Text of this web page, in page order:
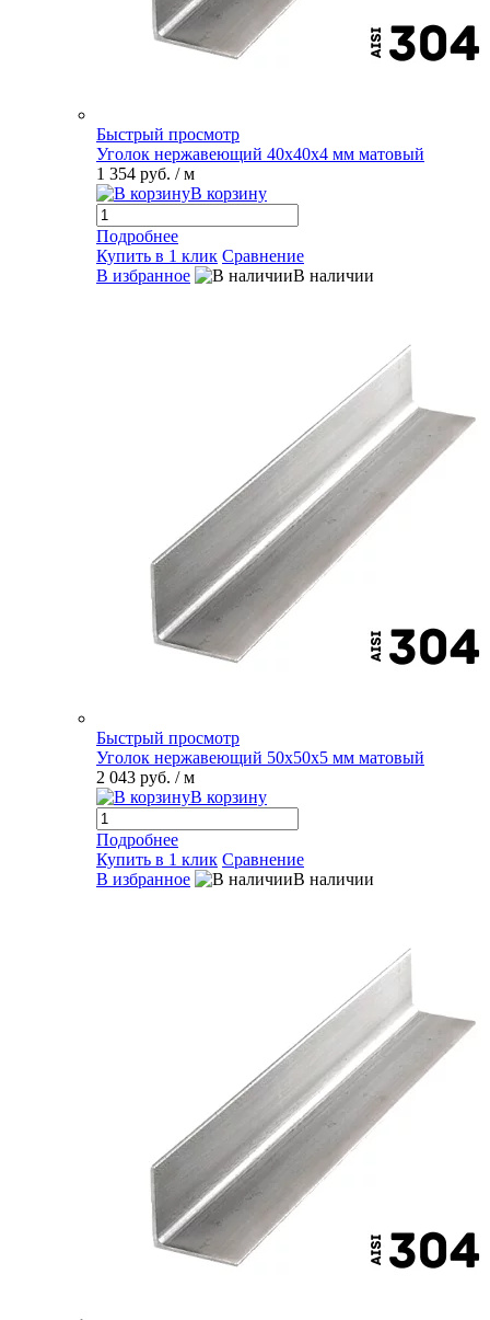
Быстрый просмотр
Уголок нержавеющий 40х40х4 мм матовый
1 354 руб. / м
В корзину
Подробнее
Купить в 1 клик Сравнение
В избранное
В наличии
Быстрый просмотр
Уголок нержавеющий 50х50х5 мм матовый
2 043 руб. / м
В корзину
Подробнее
Купить в 1 клик Сравнение
В избранное
В наличии